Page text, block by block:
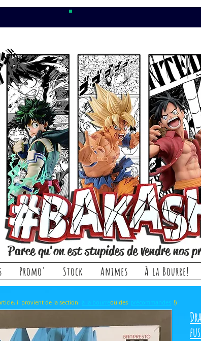
Parce qu'on est stupides de vendre nos
Promo' Stock Animes À la Bourre!
de l'article, il provient de la section ou des !)
à la bourre précommandes